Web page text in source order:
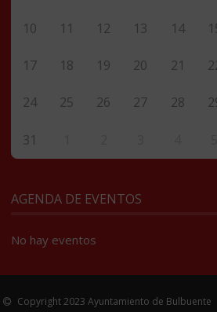
10 11 12 13 14
17 18 19 20 21
24 25 26 27 28
31
AGENDA DE EVENTOS
No hay eventos
Copyright 2023 Ayuntamiento de Bulbuente